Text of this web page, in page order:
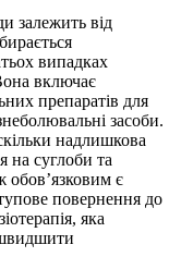
залежить від
випадках
включає
препаратів для
засоби.
надлишкова
на суглоби та
обов’язковим є
повернення до
яка